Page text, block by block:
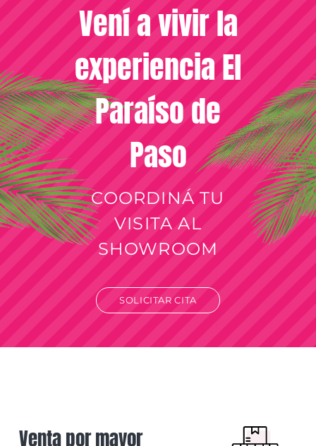
Vení a vivir la
experiencia El
Paraíso de
Paso
COORDINÁ TU
VISITA AL
SHOWROOM
SOLICITAR CITA
Venta por mayor